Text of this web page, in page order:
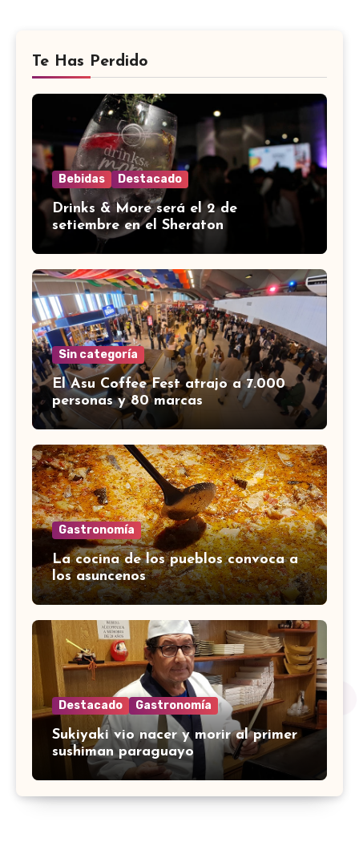
Te Has Perdido
Bebidas Destacado
Drinks & More será el 2 de
setiembre en el Sheraton
Sin categoría
El Asu Coffee Fest atrajo a 7.000
personas y 80 marcas
Gastronomía
La cocina de los pueblos convoca a
los asuncenos
Destacado Gastronomía
Sukiyaki vio nacer y morir al primer
sushiman paraguayo